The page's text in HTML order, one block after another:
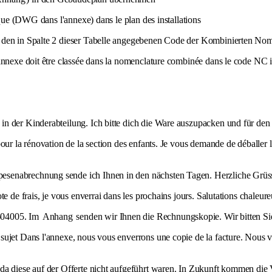
(DWG dans l'annexe) dans le plan des installations
in Spalte 2 dieser Tabelle angegebenen Code der Kombinierten
doit être classée dans la nomenclature combinée dans le code
der Kinderabteilung. Ich bitte dich die Ware auszupacken und für
la rénovation de la section des enfants. Je vous demande de
sende ich Ihnen in den nächsten Tagen. Herzliche
de frais, je vous enverrai dans les prochains jours. Salutations
Im Anhang senden wir Ihnen die Rechnungskopie. Wir bitten
Dans l'annexe, nous vous enverrons une copie de la facture.
diese auf der Offerte nicht aufgeführt waren. In Zukunft kommen die